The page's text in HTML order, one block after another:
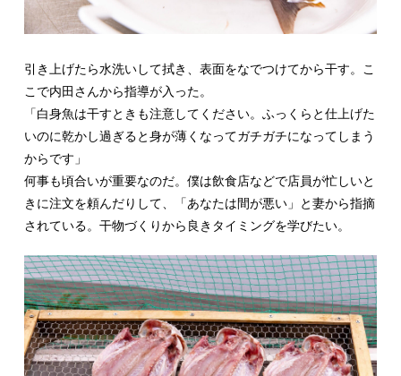
引き上げたら水洗いして拭き、表面をなでつけてから干す。こ
こで内田さんから指導が入った。
「白身魚は干すときも注意してください。ふっくらと仕上げた
いのに乾かし過ぎると身が薄くなってガチガチになってしまう
からです」
何事も頃合いが重要なのだ。僕は飲食店などで店員が忙しいと
きに注文を頼んだりして、「あなたは間が悪い」と妻から指摘
されている。干物づくりから良きタイミングを学びたい。